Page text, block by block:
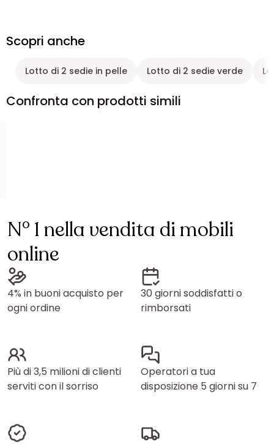
Scopri anche
Lotto di 2 sedie in pelle Lotto di 2 sedie verde
Confronta con prodotti simili
N° 1 nella vendita di mobili
online
4% in buoni acquisto per
ogni ordine
30 giorni soddisfatti o
rimborsati
Più di 3,5 milioni di clienti
serviti con il sorriso
Operatori a tua
disposizione 5 giorni su 7